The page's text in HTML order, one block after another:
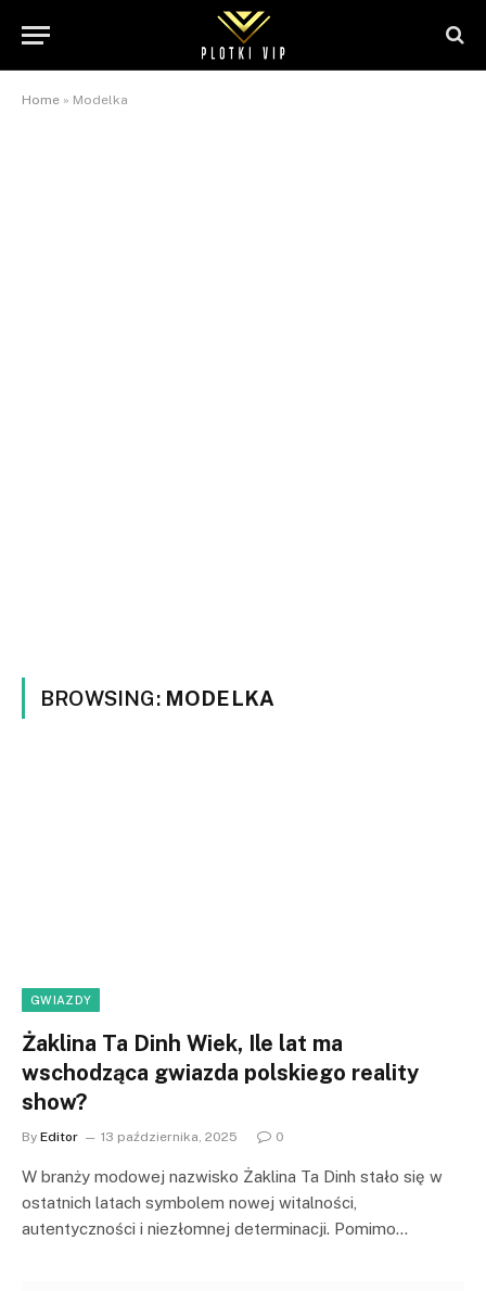
Home » Modelka
BROWSING: MODELKA
GWIAZDY
Żaklina Ta Dinh Wiek, Ile lat ma
wschodząca gwiazda polskiego reality
show?
By Editor 13 października, 2025 0
W branży modowej nazwisko Żaklina Ta Dinh stało się w
ostatnich latach symbolem nowej witalności,
autentyczności i niezłomnej determinacji. Pomimo…